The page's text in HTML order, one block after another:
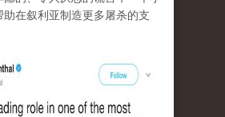
助在叙利亚制造更多屠杀的支